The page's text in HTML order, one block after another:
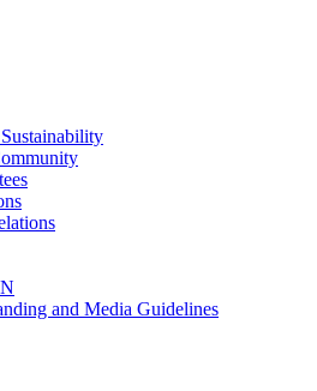
and Media Guidelines